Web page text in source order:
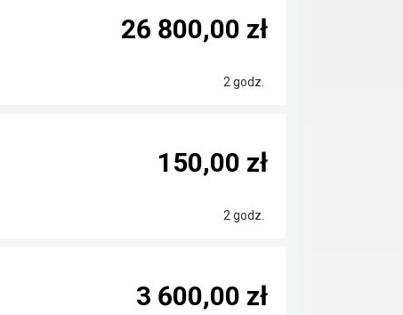
2 godz.
26 800,00 zł
2 godz.
150,00 zł
3 600,00 zł